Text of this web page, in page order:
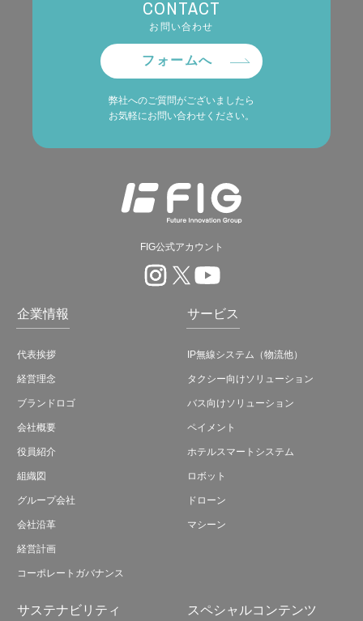
CONTACT
お問い合わせ
フォームへ
弊社へのご質問がございましたら
お気軽にお問い合わせください。
FIG公式アカウント
企業情報
代表挨拶
経営理念
ブランドロゴ
会社概要
役員紹介
組織図
グループ会社
会社沿革
経営計画
コーポレートガバナンス
サービス
IP無線システム（物流他）
タクシー向けソリューション
バス向けソリューション
ペイメント
ホテルスマートシステム
ロボット
ドローン
マシーン
サステナビリティ スペシャルコンテンツ